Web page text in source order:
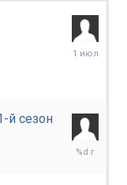
1
й сезон
8